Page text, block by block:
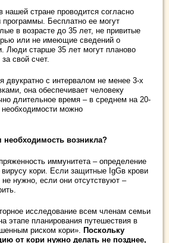
нашей стране проводится согласно
программы. Бесплатно ее могут
в возрасте до 35 лет, не привитые
или не имеющие сведений о
Люди старше 35 лет могут планово
свой счет.
двукратно с интервалом не менее 3-х
она обеспечивает человеку
длительное время – в среднем на 20-
необходимости можно
необходимость возникла?
иммунитета – определение
кори. Если защитные IgGв крови
не нужно, если они отсутствуют –
исследование всем членам семьи
этапе планирования путешествия в
риском кори».
Поскольку
от кори нужно делать не позднее,